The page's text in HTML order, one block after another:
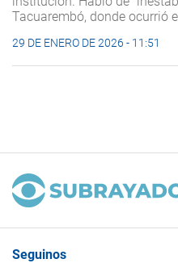
Tacuarembó, donde ocurrió
29 DE ENERO DE 2026 - 11:51
Seguinos